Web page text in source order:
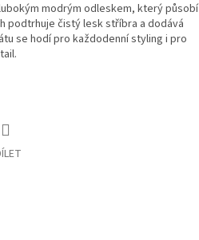
modrým odleskem, který působí
podtrhuje čistý lesk stříbra a dodává
se hodí pro každodenní styling i pro